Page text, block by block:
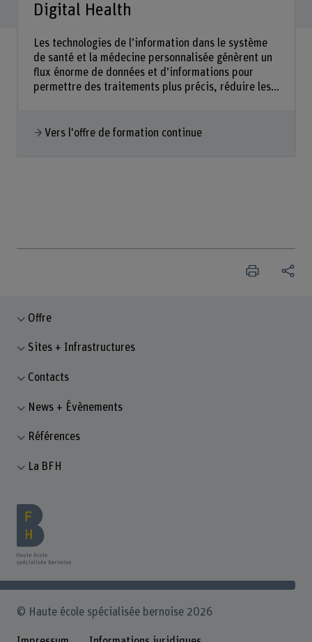
Digital Health
Les technologies de l’information dans le système
de santé et la médecine personnalisée génèrent un
flux énorme de données et d’informations pour
permettre des traitements plus précis, réduire les...
Vers l'offre de formation continue
Offre
Sites + Infrastructures
Contacts
News + Évènements
Références
La BFH
© Haute école spécialisée bernoise 2026